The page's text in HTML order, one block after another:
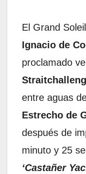
El Grand
Ignacio de
proclamado
entre aguas
Estrecho de
después de
minuto y 25
‘Castañer